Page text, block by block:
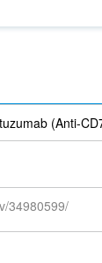
(Anti-
34980599/